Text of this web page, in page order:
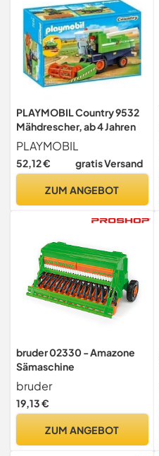
PLAYMOBIL Country 9532
Mähdrescher, ab 4 Jahren
PLAYMOBIL
52,12 € gratis Versand
ZUM ANGEBOT
bruder 02330 - Amazone
Sämaschine
bruder
19,13 €
ZUM ANGEBOT